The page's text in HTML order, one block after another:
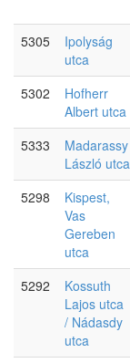
5305
Ipolyság
utca
5302
Hofherr
Albert utca
5333
Madarassy
László utca
5298
Kispest,
Vas
Gereben
utca
5292
Kossuth
Lajos utca
/ Nádasdy
utca